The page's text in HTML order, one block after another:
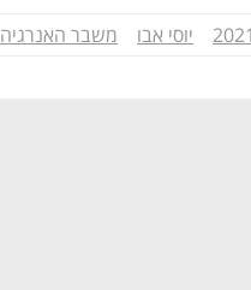
יוסי אבו משבר האנרגיה